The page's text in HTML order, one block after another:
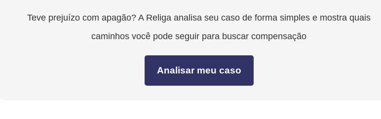
Teve prejuízo com apagão? A Religa analisa seu caso de forma simples e mostra quais
caminhos você pode seguir para buscar compensação
Analisar meu caso